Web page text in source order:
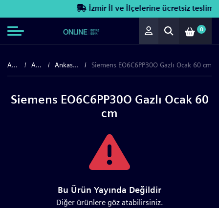
İzmir İl ve İlçelerine ücretsiz
0
Anasayfa Ankastre Ankastre Ocaklar Siemens EO6C6PP30O Gazlı Ocak 60 cm
Siemens EO6C6PP30O Gazlı Ocak 60
cm
Bu Ürün Yayında Değildir
Diğer ürünlere göz atabilirsiniz.